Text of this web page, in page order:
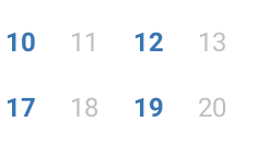
10 11 12 13
17 18 19 20